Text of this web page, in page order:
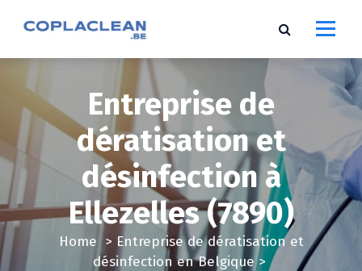
e
n
t
Entreprise de
dératisation et
désinfection à
Ellezelles (7890)
Home > Entreprise de dératisation et
désinfection en Belgique>